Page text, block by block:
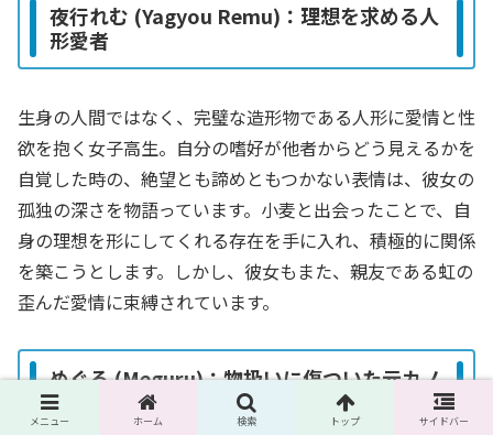
夜行れむ (Yagyou Remu)：理想を求める人
形愛者
生身の人間ではなく、完璧な造形物である人形に愛情と性
欲を抱く女子高生。自分の嗜好が他者からどう見えるかを
自覚した時の、絶望とも諦めともつかない表情は、彼女の
孤独の深さを物語っています。小麦と出会ったことで、自
身の理想を形にしてくれる存在を手に入れ、積極的に関係
を築こうとします。しかし、彼女もまた、親友である虹の
歪んだ愛情に束縛されています。
めぐる (Meguru)：物扱いに傷ついた元カノ
メニュー ホーム 検索 トップ サイドバー